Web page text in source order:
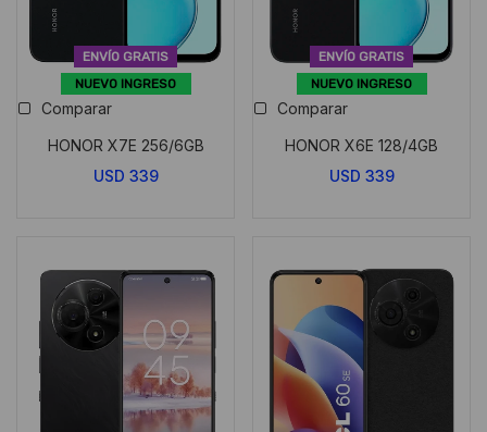
NUEVO INGRESO
ENVÍO GRATIS
Comparar
HONOR X7E 256/6GB
USD 339
NUEVO INGRESO
ENVÍO GRATIS
Comparar
HONOR X6E 128/4GB
USD 339